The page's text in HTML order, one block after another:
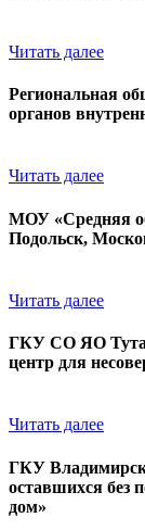
Читать далее
Региональная
органов
Читать далее
МОУ «Средняя
Подольск,
Читать далее
ГКУ СО ЯО
центр для
Читать далее
ГКУ
оставшихся без
дом»